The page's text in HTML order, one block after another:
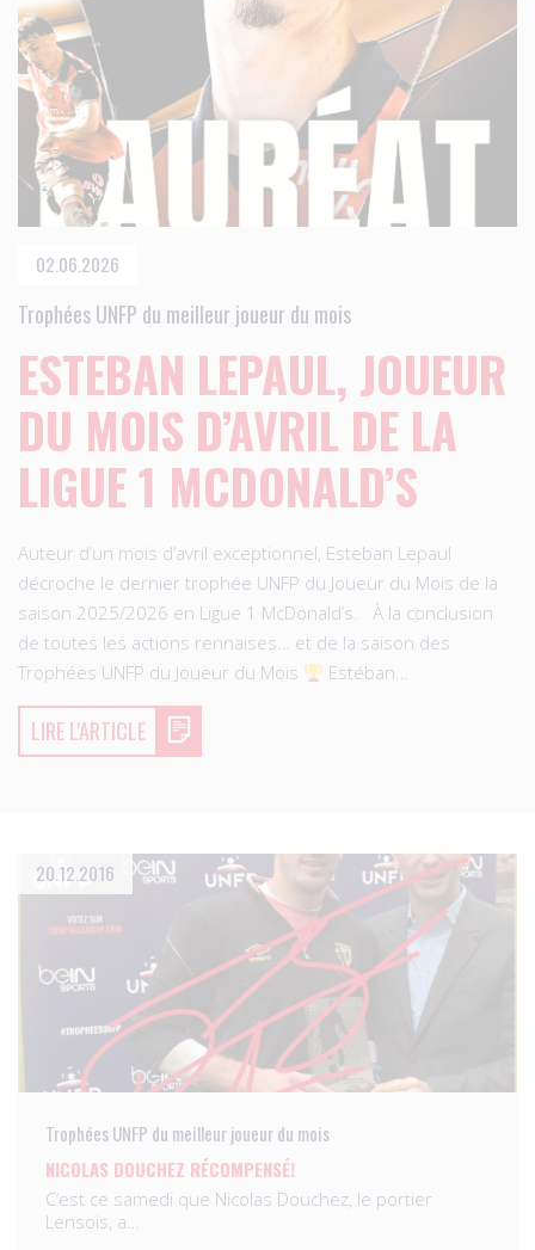
02.06.2026
Trophées UNFP du meilleur joueur du mois
ESTEBAN LEPAUL, JOUEUR
DU MOIS D’AVRIL DE LA
LIGUE 1 MCDONALD’S
Auteur d’un mois d’avril exceptionnel, Esteban Lepaul
décroche le dernier trophée UNFP du Joueur du Mois de la
saison 2025/2026 en Ligue 1 McDonald’s. À la conclusion
de toutes les actions rennaises… et de la saison des
Trophées UNFP du Joueur du Mois
Estéban…
LIRE L'ARTICLE
20.12.2016
Trophées UNFP du meilleur joueur du mois
NICOLAS DOUCHEZ RÉCOMPENSÉ!
C’est ce samedi que Nicolas Douchez, le portier
Lensois, a…